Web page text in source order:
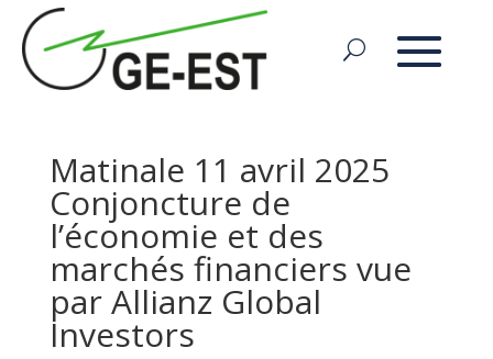
Matinale 11 avril 2025
Conjoncture de
l’économie et des
marchés financiers vue
par Allianz Global
Investors